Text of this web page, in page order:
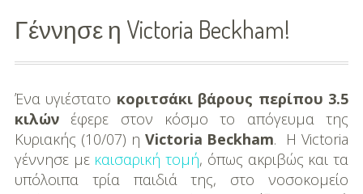
Διασκέδαση
Εκπαίδευση
Βάπτιση
Οργάνωση
Βάπτισης
Γέννησε η Victoria Beckham!
Ένα υγιέστατο κοριτσάκι βάρους περίπου 3.5
κιλώνέφερε στον κόσμο το απόγευμα της
Κυριακής (10/07) η Victoria Beckham. H Victoria
γέννησε με καισαρική τομή, όπως ακριβώς και τα
υπόλοιπα τρία παιδιά της, στο νοσοκομείο